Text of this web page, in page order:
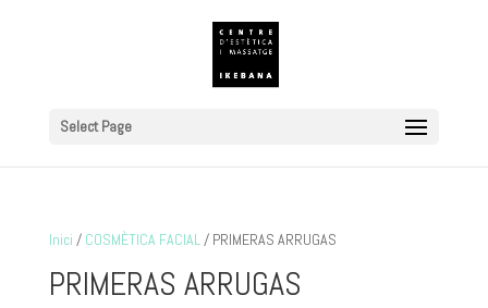
Select Page
Inici / COSMÈTICA FACIAL/ PRIMERAS ARRUGAS
PRIMERAS ARRUGAS